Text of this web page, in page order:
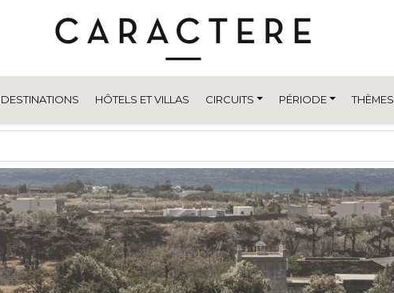
DESTINATIONS HÔTELS ET VILLAS CIRCUITS PÉRIODE THÈMES